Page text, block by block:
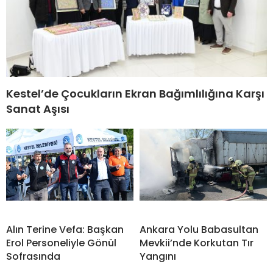
Kestel’de Çocukların Ekran Bağımlılığına Karşı
Sanat Aşısı
Alın Terine Vefa: Başkan
Erol Personeliyle Gönül
Sofrasında
Ankara Yolu Babasultan
Mevkii’nde Korkutan Tır
Yangını